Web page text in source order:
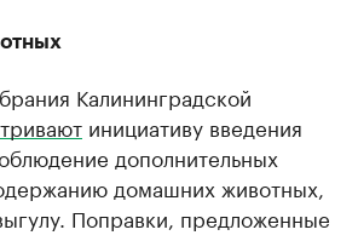
Калининградской
инициативу введения
дополнительных
домашних животных,
Поправки, предложенные